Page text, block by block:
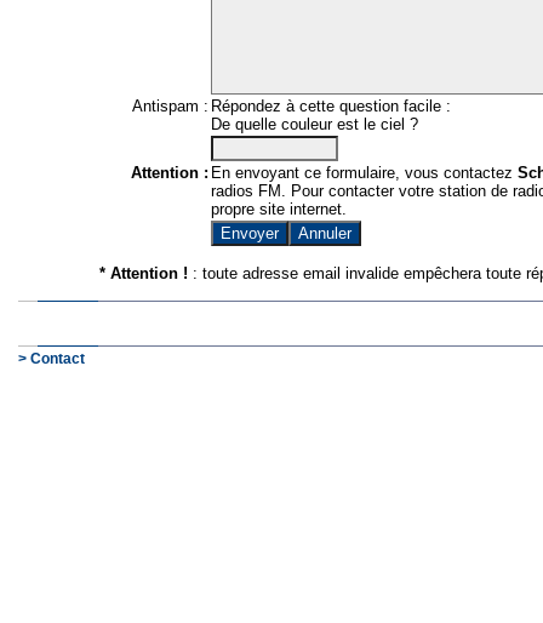
Antispam : Répondez à cette question facile :
De quelle couleur est le ciel ?
Attention : En envoyant ce formulaire, vous contactez
radios FM. Pour contacter votre station de
propre site internet.
* Attention ! : toute adresse email invalide empêchera toute
> Contact